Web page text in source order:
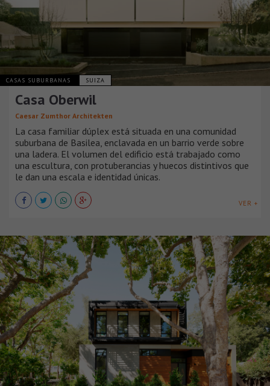
CASAS SUBURBANAS SUIZA
Casa Oberwil
Caesar Zumthor Architekten
La casa familiar dúplex está situada en una comunidad
suburbana de Basilea, enclavada en un barrio verde sobre
una ladera. El volumen del edificio está trabajado como
una escultura, con protuberancias y huecos distintivos que
le dan una escala e identidad únicas.
VER +